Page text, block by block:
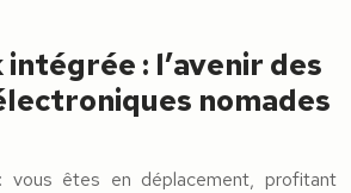
: l’avenir des
nomades
vous êtes en déplacement, profitant